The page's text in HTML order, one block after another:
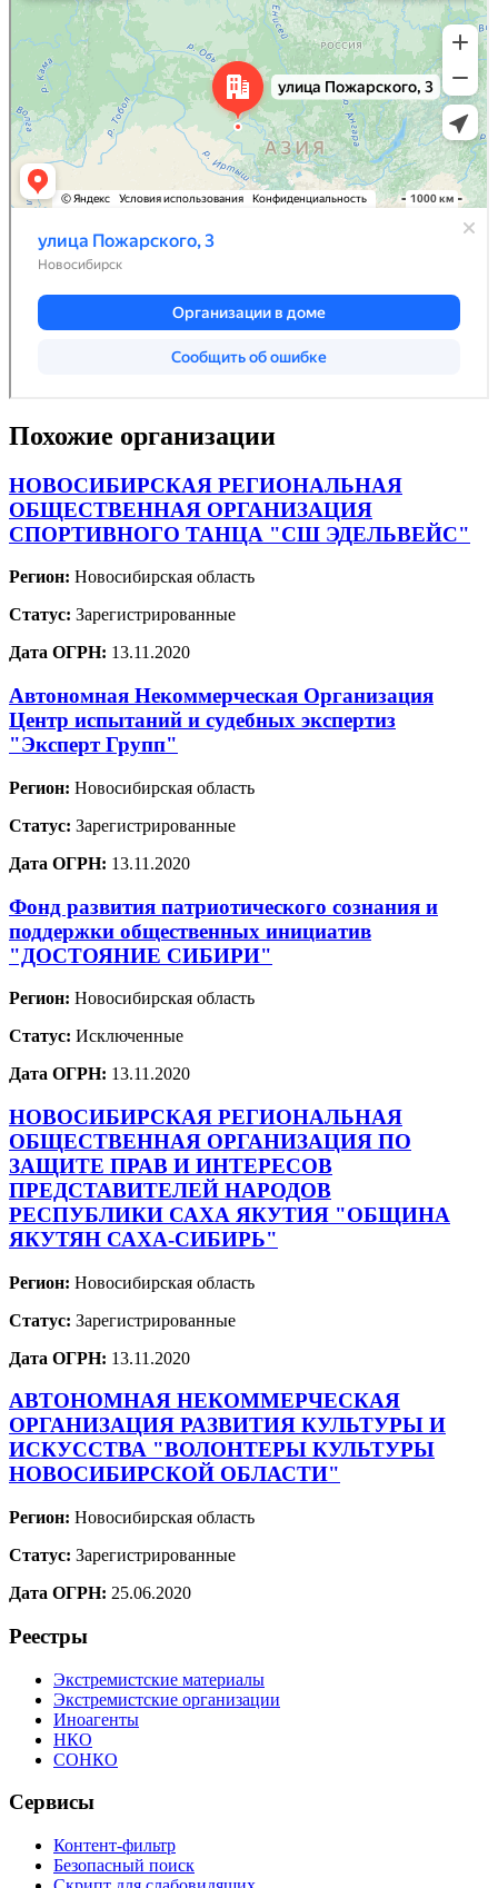
Похожие организации
НОВОСИБИРСКАЯ РЕГИОНАЛЬНАЯ
ОБЩЕСТВЕННАЯ ОРГАНИЗАЦИЯ
СПОРТИВНОГО ТАНЦА "СШ ЭДЕЛЬВЕЙС"
Регион: Новосибирская область
Статус: Зарегистрированные
Дата ОГРН: 13.11.2020
Автономная Некоммерческая Организация
Центр испытаний и судебных экспертиз
"Эксперт Групп"
Регион: Новосибирская область
Статус: Зарегистрированные
Дата ОГРН: 13.11.2020
Фонд развития патриотического сознания и
поддержки общественных инициатив
"ДОСТОЯНИЕ СИБИРИ"
Регион: Новосибирская область
Статус: Исключенные
Дата ОГРН: 13.11.2020
НОВОСИБИРСКАЯ РЕГИОНАЛЬНАЯ
ОБЩЕСТВЕННАЯ ОРГАНИЗАЦИЯ ПО
ЗАЩИТЕ ПРАВ И ИНТЕРЕСОВ
ПРЕДСТАВИТЕЛЕЙ НАРОДОВ
РЕСПУБЛИКИ САХА ЯКУТИЯ "ОБЩИНА
ЯКУТЯН САХА-СИБИРЬ"
Регион: Новосибирская область
Статус: Зарегистрированные
Дата ОГРН: 13.11.2020
АВТОНОМНАЯ НЕКОММЕРЧЕСКАЯ
ОРГАНИЗАЦИЯ РАЗВИТИЯ КУЛЬТУРЫ И
ИСКУССТВА "ВОЛОНТЕРЫ КУЛЬТУРЫ
НОВОСИБИРСКОЙ ОБЛАСТИ"
Регион: Новосибирская область
Статус: Зарегистрированные
Дата ОГРН: 25.06.2020
Реестры
Экстремистские материалы
Экстремистские организации
Иноагенты
НКО
СОНКО
Сервисы
Контент-фильтр
Безопасный поиск